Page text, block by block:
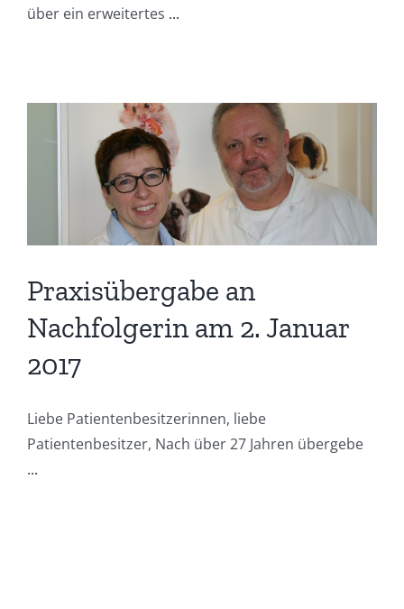
über ein erweitertes ...
Praxisübergabe an
Nachfolgerin am 2. Januar
2017
Liebe Patientenbesitzerinnen, liebe
Patientenbesitzer, Nach über 27 Jahren übergebe
...